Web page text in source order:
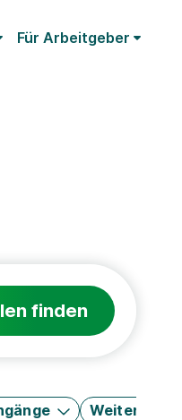
Für Arbeitgeber
finden
Weitere Filter